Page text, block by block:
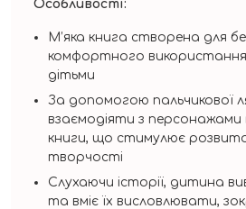
Особливості:
М’яка книга створена для
комфортного використання
дітьми
За допомогою пальчикової
взаємодіяти з персонажами
книги, що стимулює
творчості
Слухаючи історії, дитина
та вміє їх висловлювати,